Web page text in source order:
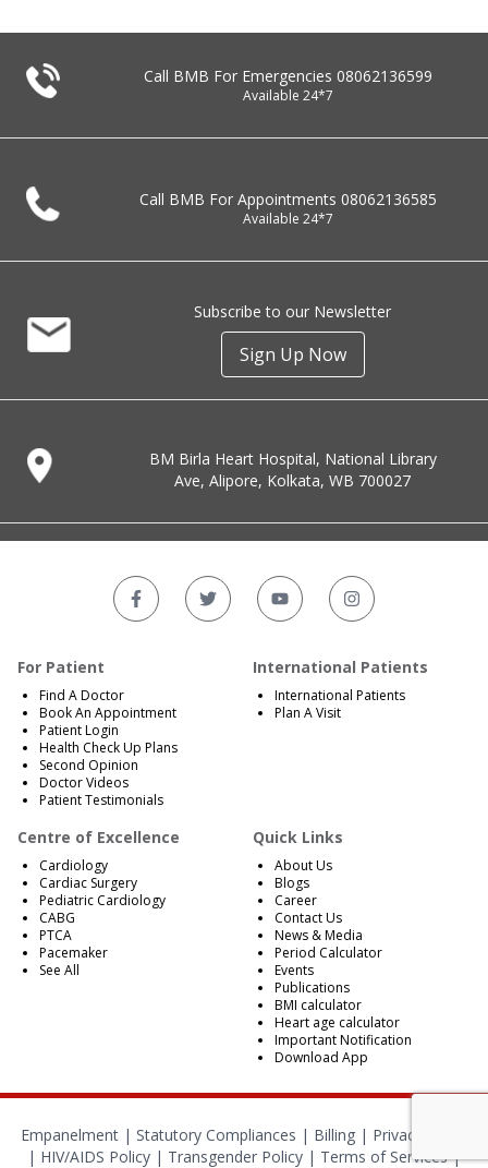
Call BMB For Emergencies 08062136599
Available 24*7
Call BMB For Appointments 08062136585
Available 24*7
Subscribe to our Newsletter
Sign Up Now
BM Birla Heart Hospital, National Library
Ave, Alipore, Kolkata, WB 700027
For Patient
Find A Doctor
Book An Appointment
Patient Login
Health Check Up Plans
Second Opinion
Doctor Videos
Patient Testimonials
International Patients
International Patients
Plan A Visit
Centre of Excellence
Cardiology
Cardiac Surgery
Pediatric Cardiology
CABG
PTCA
Pacemaker
See All
Quick Links
About Us
Blogs
Career
Contact Us
News & Media
Period Calculator
Events
Publications
BMI calculator
Heart age calculator
Important Notification
Download App
Empanelment| Statutory Compliances | Billing| Privacy Policy
| HIV/AIDS Policy | Transgender Policy | Terms of Services|